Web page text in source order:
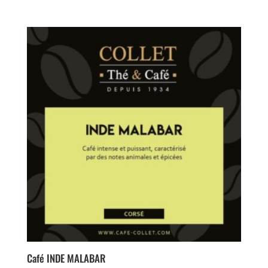
Café INDE MALABAR